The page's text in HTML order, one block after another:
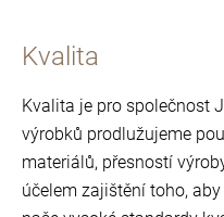
Kvalita
Kvalita je pro společnost
výrobků prodlužujeme
materiálů, přesností
účelem zajištění toho,